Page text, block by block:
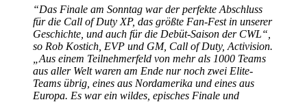
“Das Finale am Sonntag war der perfekte Abschluss
für die Call of Duty XP, das größte Fan-Fest in unserer
Geschichte, und auch für die Debüt-Saison der CWL“,
so Rob Kostich, EVP und GM, Call of Duty, Activision.
„Aus einem Teilnehmerfeld von mehr als 1000 Teams
aus aller Welt waren am Ende nur noch zwei Elite-
Teams übrig, eines aus Nordamerika und eines aus
Europa. Es war ein wildes, episches Finale und